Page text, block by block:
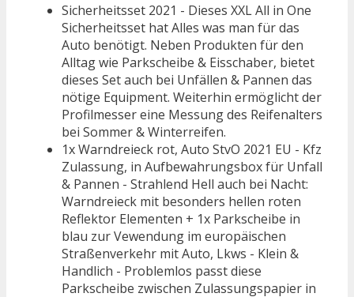
Sicherheitsset 2021 - Dieses XXL All in One
Sicherheitsset hat Alles was man für das
Auto benötigt. Neben Produkten für den
Alltag wie Parkscheibe & Eisschaber, bietet
dieses Set auch bei Unfällen & Pannen das
nötige Equipment. Weiterhin ermöglicht der
Profilmesser eine Messung des Reifenalters
bei Sommer & Winterreifen.
1x Warndreieck rot, Auto StvO 2021 EU - Kfz
Zulassung, in Aufbewahrungsbox für Unfall
& Pannen - Strahlend Hell auch bei Nacht:
Warndreieck mit besonders hellen roten
Reflektor Elementen + 1x Parkscheibe in
blau zur Vewendung im europäischen
Straßenverkehr mit Auto, Lkws - Klein &
Handlich - Problemlos passt diese
Parkscheibe zwischen Zulassungspapier in